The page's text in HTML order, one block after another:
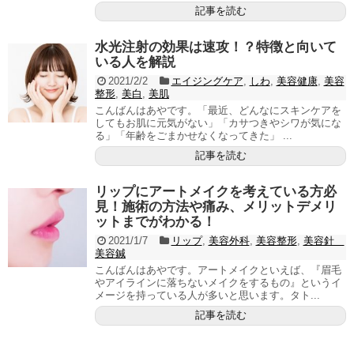
記事を読む
水光注射の効果は速攻！？特徴と向いて
いる人を解説
2021/2/2 エイジングケア, しわ, 美容健康, 美容
整形, 美白 , 美肌
こんばんはあやです。「最近、どんなにスキンケアを
してもお肌に元気がない」「カサつきやシワが気にな
る」「年齢をごまかせなくなってきた」 ...
記事を読む
リップにアートメイクを考えている方必
見！施術の方法や痛み、メリットデメリ
ットまでがわかる！
2021/1/7 リップ, 美容外科, 美容整形, 美容針
美容鍼
こんばんはあやです。アートメイクといえば、『眉毛
やアイラインに落ちないメイクをするもの』というイ
メージを持っている人が多いと思います。タト...
記事を読む